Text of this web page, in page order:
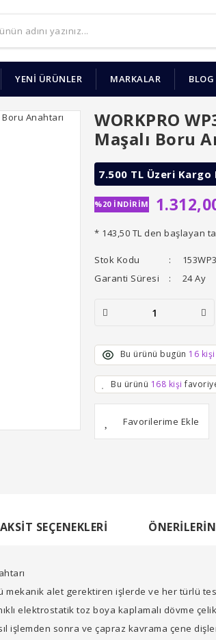
YENİ ÜRÜNLER MARKALAR BLOG
WORKPRO
Maşalı Boru
7.500 TL Üzeri Kargo
%20 İNDİRİM
* 143,50 TL den başlayan
Stok Kodu
Garanti Süresi
24 Ay
Bu ürünü bugün 16 kişi
Bu ürünü 168 kişi
SEÇENEKLERI
alet gerektiren işlerde ve her türlü
elektrostatik toz boya kaplamalı dövme
işlemden sonra ve çapraz kavrama çene